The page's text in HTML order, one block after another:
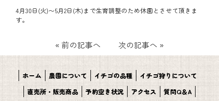
4月30日(火)〜5月2日(木)まで生育調整のため休園とさせて頂きま
す。
« 前の記事へ 次の記事へ »
ホーム 農園について イチゴの品種
イチゴ狩りについて
直売所・販売商品
予約空き状況 アクセス 質問Q＆A